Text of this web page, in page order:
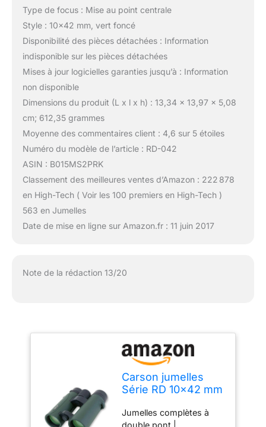
Type de focus : Mise au point centrale
Style : 10×42 mm, vert foncé
Disponibilité des pièces détachées : Information
indisponible sur les pièces détachées
Mises à jour logicielles garanties jusqu’à : Information
non disponible
Dimensions du produit (L x l x h) : 13,34 x 13,97 x 5,08
cm; 612,35 grammes
Moyenne des commentaires client : 4,6 sur 5 étoiles
Numéro du modèle de l’article : RD-042
ASIN : B015MS2PRK
Classement des meilleures ventes d’Amazon : 222 878
en High-Tech ( Voir les 100 premiers en High-Tech )
563 en Jumelles
Date de mise en ligne sur Amazon.fr : 11 juin 2017
Note de la rédaction 13/20
Carson jumelles
Série RD 10x42 mm
étanches à double
Jumelles complètes à
double pont |